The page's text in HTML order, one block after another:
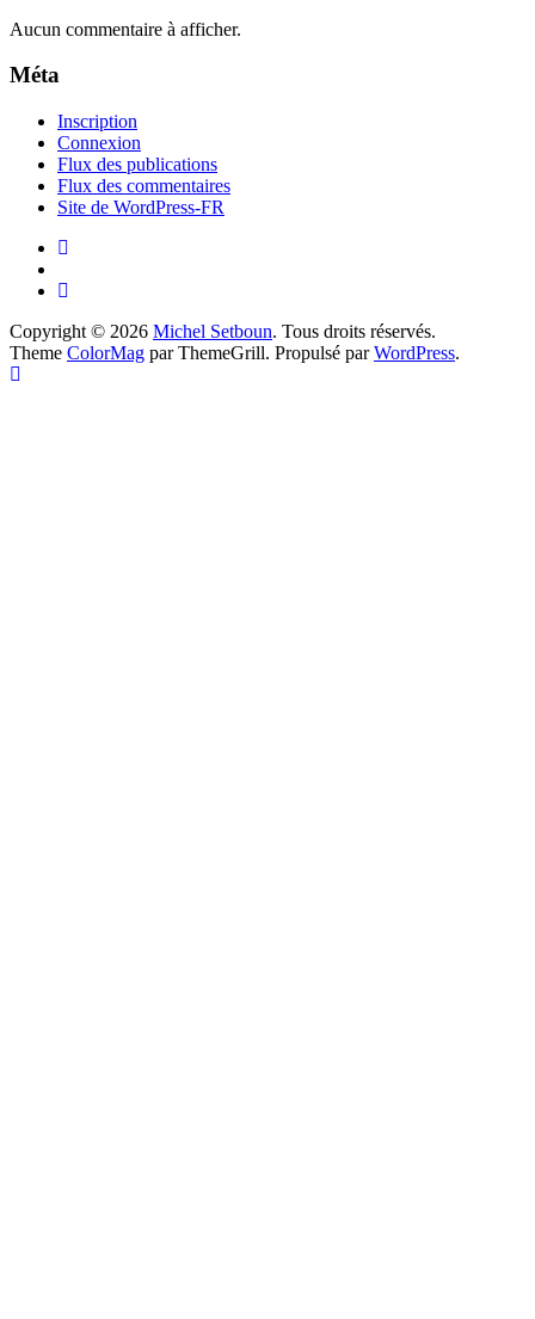
Aucun commentaire à afficher.
Méta
Inscription
Connexion
Flux des publications
Flux des commentaires
Site de WordPress-FR
Copyright © 2026 Michel Setboun. Tous droits réservés.
Theme ColorMag par ThemeGrill. Propulsé parWordPress.